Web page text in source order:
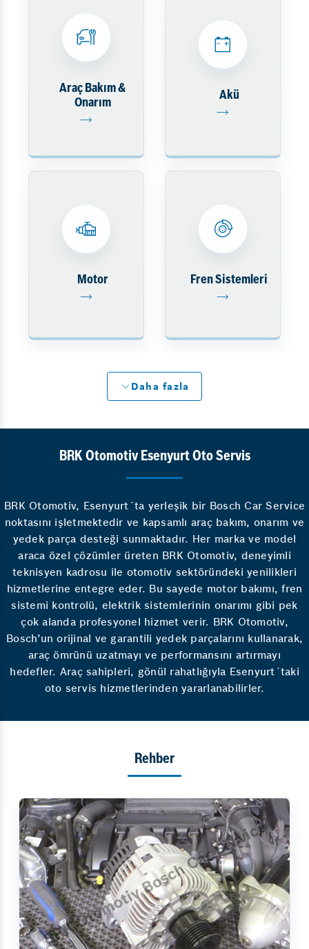
Araç Bakım &
Onarım
Akü
Motor Fren Sistemleri
Daha fazla
BRK Otomotiv Esenyurt Oto Servis
BRK Otomotiv, Esenyurt´ta yerleşik bir Bosch Car Service
noktasını işletmektedir ve kapsamlı araç bakım, onarım ve
yedek parça desteği sunmaktadır. Her marka ve model
araca özel çözümler üreten BRK Otomotiv, deneyimli
teknisyen kadrosu ile otomotiv sektöründeki yenilikleri
hizmetlerine entegre eder. Bu sayede motor bakımı, fren
sistemi kontrolü, elektrik sistemlerinin onarımı gibi pek
çok alanda profesyonel hizmet verir. BRK Otomotiv,
Bosch’un orijinal ve garantili yedek parçalarını kullanarak,
araç ömrünü uzatmayı ve performansını artırmayı
hedefler. Araç sahipleri, gönül rahatlığıyla Esenyurt´taki
oto servis hizmetlerinden yararlanabilirler.
Rehber